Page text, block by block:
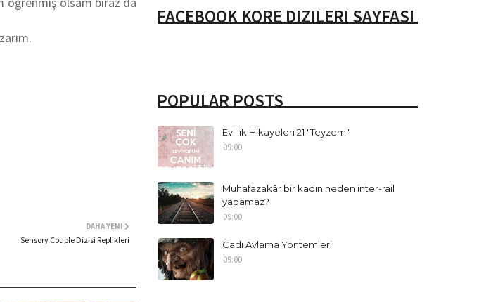
DAHA YENI
Sensory Couple Dizisi Replikleri
FACEBOOK KORE DIZILERI SAYFASI
POPULAR POSTS
Evlilik Hikayeleri 21 "Teyzem"
09:00
Muhafazakâr bir kadın neden inter-rail
yapamaz?
09:00
Cadı Avlama Yöntemleri
09:00